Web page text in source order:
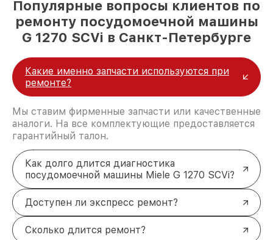
Популярные вопросы клиентов по
ремонту посудомоечной машины
G 1270 SCVi в Санкт-Петербурге
Какие именно запчасти используются при
ремонте?
Мы ставим фирменные запчасти или качественные
аналоги. На все комплектующие предоставляется
гарантийный талон.
Как долго длится диагностика
посудомоечной машины Miele G 1270 SCVi?
Доступен ли экспресс ремонт?
Сколько длится ремонт?